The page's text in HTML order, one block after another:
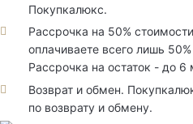
Покупкалюкс.
Рассрочка на 50%
оплачиваете всего лишь
Рассрочка на остаток - до 6
Возврат и обмен.
по возврату и обмену.